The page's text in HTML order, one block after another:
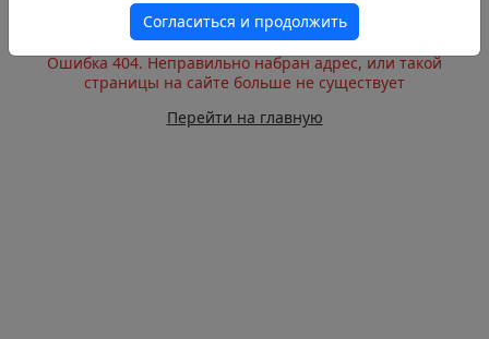
Ошибка 404. Неправильно набран адрес, или такой
страницы на сайте больше не существует
Перейти на главную
Согласиться и продолжить